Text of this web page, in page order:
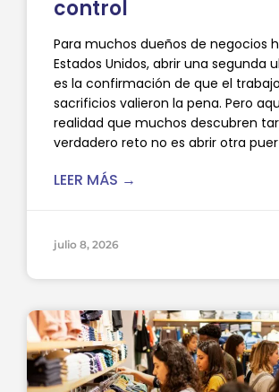
control
Para muchos dueños de negocios
Estados Unidos, abrir una segunda
es la confirmación de que el
sacrificios valieron la pena. Pero
realidad que muchos descubren
verdadero reto no es abrir otra
LEER MÁS →
julio 8, 2026